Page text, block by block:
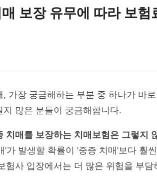
보장 유무에 따라 보험
가장 궁금해하는 부분 중 하나가 바
많은 분들이 궁금해합니다.
치매를 보장하는 치매보험은 그렇지
'가 발생할 확률이 '중증 치매'보다 훨
험사 입장에서는 더 많은 위험을 부